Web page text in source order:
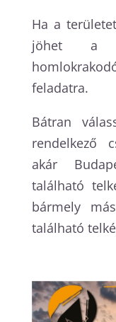
Ha a
jöhet a
feladatra.
Bátran
rendelkező
akár
található
bármely
található